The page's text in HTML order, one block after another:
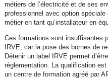
métiers de l’électricité et de ses
professionnel avec option
métier en tant qu’installateur en
Ces formations sont insuffisantes
IRVE, car la pose des bornes de
Détenir un label IRVE permet
règlementation. La qualification
un centre de formation agréé par